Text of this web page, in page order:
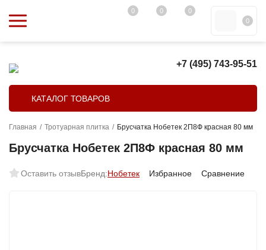
0 0
0
0
+7 (495) 743-95-51
КАТАЛОГ ТОВАРОВ
Главная / Тротуарная плитка / Брусчатка Нобетек 2П8Ф красная 80 мм
Брусчатка Нобетек 2П8Ф красная 80 мм
Оставить отзывБренд:Нобетек Избранное Сравнение